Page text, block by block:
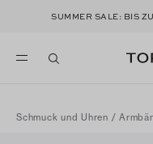
SUMMER SALE: BIS
Schmuck und Uhren /